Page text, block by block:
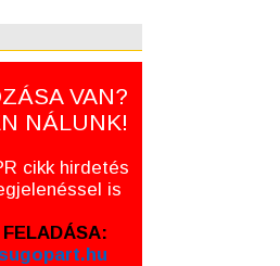
VAN?
NÁLUNK!
cikk hirdetés
is